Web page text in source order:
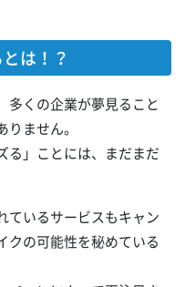
は！？
多くの企業が夢見ること
ません。
る」ことには、まだまだ
ているサービスもキャン
クの可能性を秘めている